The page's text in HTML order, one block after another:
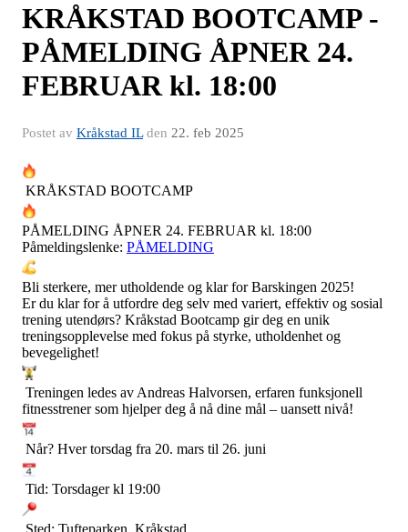
KRÅKSTAD BOOTCAMP -
PÅMELDING ÅPNER 24.
FEBRUAR kl. 18:00
Postet av Kråkstad ILden 22. feb 2025
KRÅKSTAD BOOTCAMP
PÅMELDING ÅPNER 24. FEBRUAR kl. 18:00
Påmeldingslenke: PÅMELDING
Bli sterkere, mer utholdende og klar for Barskingen 2025!
Er du klar for å utfordre deg selv med variert, effektiv og sosial
trening utendørs? Kråkstad Bootcamp gir deg en unik
treningsopplevelse med fokus på styrke, utholdenhet og
bevegelighet!
Treningen ledes av Andreas Halvorsen, erfaren funksjonell
fitnesstrener som hjelper deg å nå dine mål – uansett nivå!
Når? Hver torsdag fra 20. mars til 26. juni
Tid: Torsdager kl 19:00
Sted: Tufteparken, Kråkstad